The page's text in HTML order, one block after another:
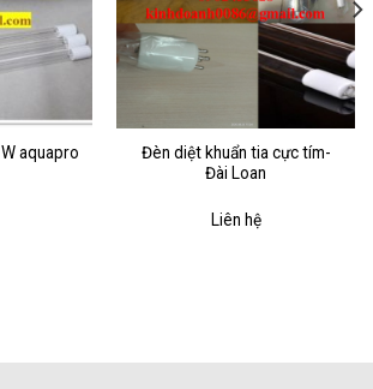
aquapro
Đèn diệt khuẩn tia cực tím-
Đài Loan
Liên hệ